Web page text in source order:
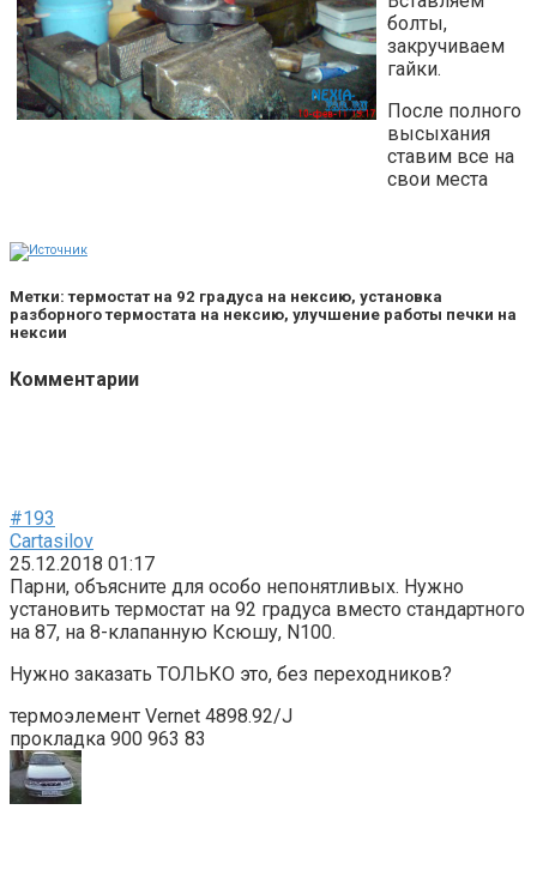
болты,
закручиваем
гайки.
После полного
высыхания
ставим все на
свои места
Метки: термостат на 92 градуса на нексию, установка
разборного термостата на нексию, улучшение работы печки на
нексии
Комментарии
#193
Cartasilov
25.12.2018 01:17
Парни, объясните для особо непонятливых. Нужно
установить термостат на 92 градуса вместо стандартного
на 87, на 8-клапанную Ксюшу, N100.
Нужно заказать ТОЛЬКО это, без переходников?
термоэлемент Vernet 4898.92/J
прокладка 900 963 83